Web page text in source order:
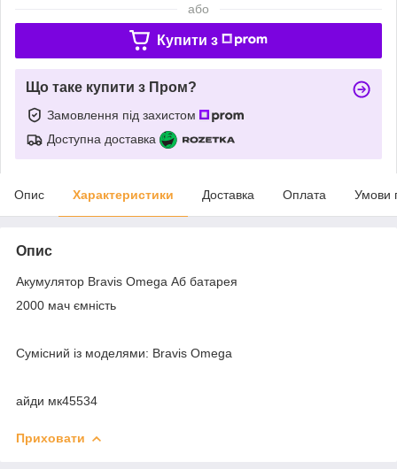
або
Купити з
Що таке купити з Пром?
Замовлення під захистом
Доступна доставка
Опис Характеристики Доставка Оплата Умови
Опис
Акумулятор Bravis Omega Аб батарея
2000 мач ємність
Сумісний із моделями: Bravis Omega
айди мк45534
Приховати